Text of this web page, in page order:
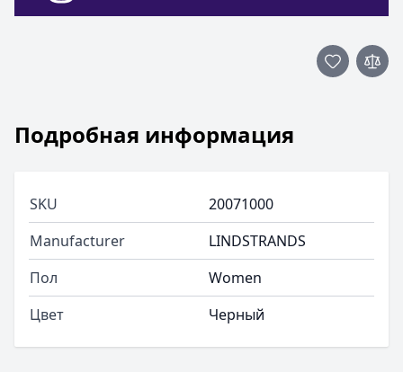
Подробная информация
SKU
20071000
Manufacturer
LINDSTRANDS
Пол
Women
Цвет
Черный